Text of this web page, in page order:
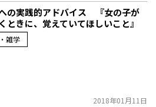
の実践的アドバイス 『女の子が
ときに、覚えていてほしいこと』
雑学
2018年01月11日